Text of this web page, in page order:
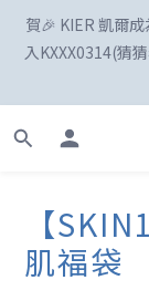
☀️「
賀🎉 KIER 凱爾
入KXXX0314(猜
☀️「
【
肌福袋